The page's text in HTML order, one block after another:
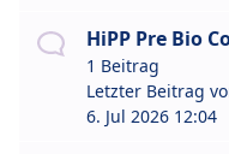
HiPP Pre Bio
1 Beitrag
Letzter Beitrag
6. Jul 2026 12:04